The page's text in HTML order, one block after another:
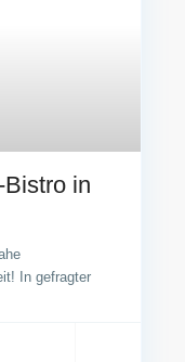
in
In gefragter